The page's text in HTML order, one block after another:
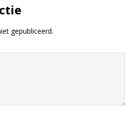
gepubliceerd.